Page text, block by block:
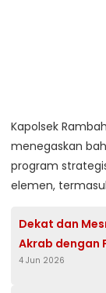
Kapolsek
menegaskan
program
elemen,
Dekat dan
Akrab dengan
4 Jun 2026